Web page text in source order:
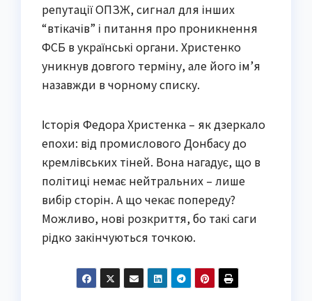
репутації ОПЗЖ, сигнал для інших
“втікачів” і питання про проникнення
ФСБ в українські органи. Христенко
уникнув довгого терміну, але його ім’я
назавжди в чорному списку.
Історія Федора Христенка – як дзеркало
епохи: від промислового Донбасу до
кремлівських тіней. Вона нагадує, що в
політиці немає нейтральних – лише
вибір сторін. А що чекає попереду?
Можливо, нові розкриття, бо такі саги
рідко закінчуються точкою.